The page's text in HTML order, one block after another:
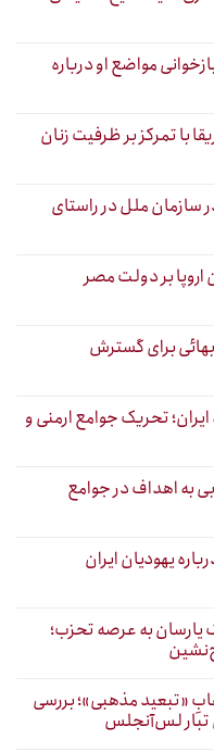
مواضع او درباره
با تمرکز بر ظرفیت زنان
سازمان ملل در راستای
اروپا بر دولت مصر
برای گسترش
ایران؛ تحریک جوامع ارمنی و
به اهداف در جوامع
یهودیان ایران
یارسان به عرصه تحزب؛
«تبعید مذهبی»؛ بررسی
تبار لس‌آنجلس